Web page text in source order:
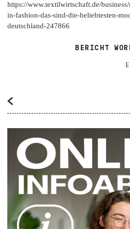
https://www.textilwirtschaft.de/
in-fashion-das-sind-die-beliebtesten-
deutschland-247866
BERICHT